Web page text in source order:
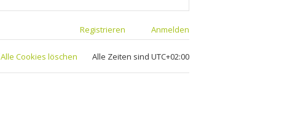
Anmelden
Registrieren
Alle Zeiten sind UTC+02:00
Alle Cookies löschen